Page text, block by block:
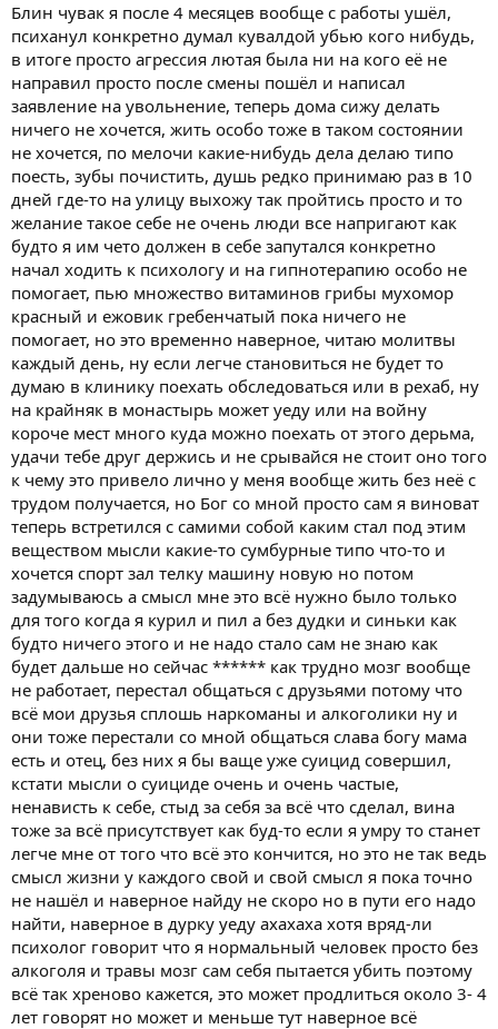
Блин чувак я после 4 месяцев вообще с работы ушёл,
психанул конкретно думал кувалдой убью кого нибудь,
в итоге просто агрессия лютая была ни на кого её не
направил просто после смены пошёл и написал
заявление на увольнение, теперь дома сижу делать
ничего не хочется, жить особо тоже в таком состоянии
не хочется, по мелочи какие-нибудь дела делаю типо
поесть, зубы почистить, душь редко принимаю раз в 10
дней где-то на улицу выхожу так пройтись просто и то
желание такое себе не очень люди все напригают как
будто я им чето должен в себе запутался конкретно
начал ходить к психологу и на гипнотерапию особо не
помогает, пью множество витаминов грибы мухомор
красный и ежовик гребенчатый пока ничего не
помогает, но это временно наверное, читаю молитвы
каждый день, ну если легче становиться не будет то
думаю в клинику поехать обследоваться или в рехаб, ну
на крайняк в монастырь может уеду или на войну
короче мест много куда можно поехать от этого дерьма,
удачи тебе друг держись и не срывайся не стоит оно того
к чему это привело лично у меня вообще жить без неё с
трудом получается, но Бог со мной просто сам я виноват
теперь встретился с самими собой каким стал под этим
веществом мысли какие-то сумбурные типо что-то и
хочется спорт зал телку машину новую но потом
задумываюсь а смысл мне это всё нужно было только
для того когда я курил и пил а без дудки и синьки как
будто ничего этого и не надо стало сам не знаю как
будет дальше но сейчас ****** как трудно мозг вообще
не работает, перестал общаться с друзьями потому что
всё мои друзья сплошь наркоманы и алкоголики ну и
они тоже перестали со мной общаться слава богу мама
есть и отец, без них я бы ваще уже суицид совершил,
кстати мысли о суициде очень и очень частые,
ненависть к себе, стыд за себя за всё что сделал, вина
тоже за всё присутствует как буд-то если я умру то станет
легче мне от того что всё это кончится, но это не так ведь
смысл жизни у каждого свой и свой смысл я пока точно
не нашёл и наверное найду не скоро но в пути его надо
найти, наверное в дурку уеду ахахаха хотя вряд-ли
психолог говорит что я нормальный человек просто без
алкоголя и травы мозг сам себя пытается убить поэтому
всё так хреново кажется, это может продлиться около 3- 4
лет говорят но может и меньше тут наверное всё